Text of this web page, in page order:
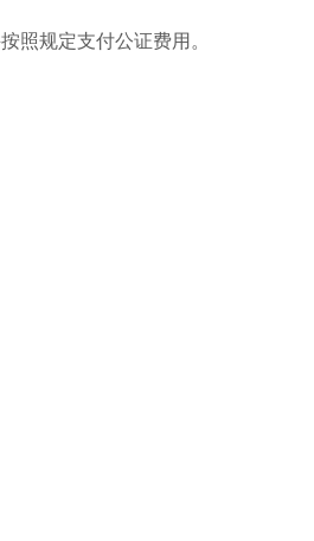
照规定支付公证费用。